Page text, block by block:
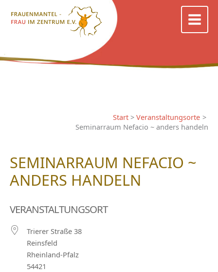
Inhalt
Start
Veranstaltungsorte
Seminarraum Nefacio ~ anders handeln
SEMINARRAUM NEFACIO ~
ANDERS HANDELN
VERANSTALTUNGSORT
Trierer Straße 38
Reinsfeld
Rheinland-Pfalz
54421